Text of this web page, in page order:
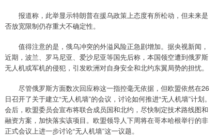
报道称，此举显示特朗普在援乌政策上态度有所松动，但未来是
否放宽限制仍存重大不确定性。
值得注意的是，俄乌冲突的外溢风险正急剧增加。据央视新闻，
近期，波兰、罗马尼亚、爱沙尼亚等国先后称，本国领空遭到俄罗斯
无人机或军机的侵犯，引发欧洲对自身安全和北约东翼局势的担忧。
尽管俄罗斯方面数次回应称这一指控毫无依据，但欧盟依然在26
日召开了关于建立“无人机墙”的会议，讨论如何推进“无人机墙”计划。
会后，欧盟委员会宣布将联合成员国和北约，尽快制定技术路线图和
融资方案，加快落实该项目。欧盟领导人下周将在哥本哈根举行的非
正式会议上进一步讨论“无人机墙”这一议题。